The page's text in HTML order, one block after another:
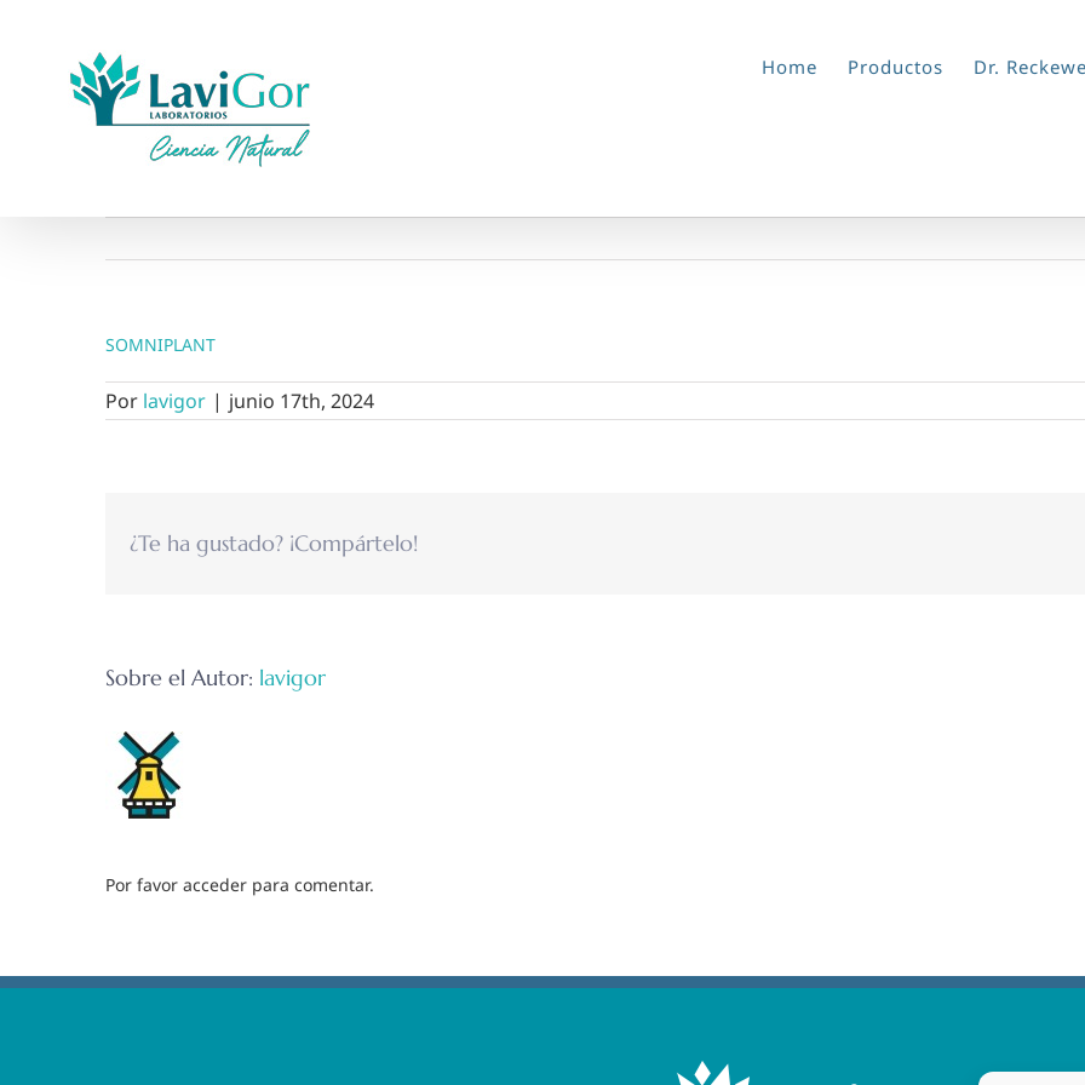
contenido
Home Productos Dr.
SOMNIPLANT
Por lavigor | junio 17th, 2024
¿Te ha gustado? ¡Compártelo!
Sobre el Autor: lavigor
Por favor acceder para comentar.